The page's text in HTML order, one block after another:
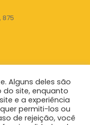
| Agenda do Reitor
Alguns deles são
site, enquanto
e a experiência
permiti-los ou
de rejeição, você